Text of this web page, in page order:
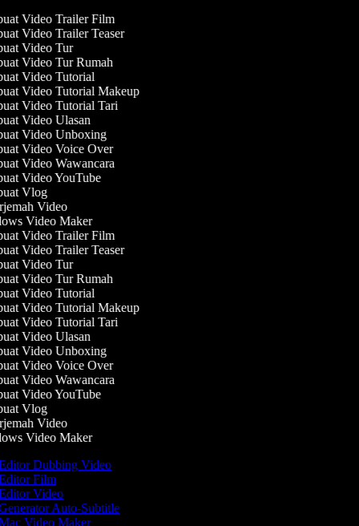
Video Trailer Film
Video Trailer Teaser
Video Tur
Video Tur Rumah
Video Tutorial
Video Tutorial Makeup
Video Tutorial Tari
Video Ulasan
Video Unboxing
Video Voice Over
Video Wawancara
Video YouTube
Vlog
Video
Video Maker
Video Trailer Film
Video Trailer Teaser
Video Tur
Video Tur Rumah
Video Tutorial
Video Tutorial Makeup
Video Tutorial Tari
Video Ulasan
Video Unboxing
Video Voice Over
Video Wawancara
Video YouTube
Vlog
Video
Video Maker
Dubbing Video
Film
Video
Auto-Subtitle
Video Maker